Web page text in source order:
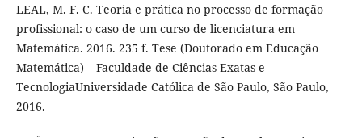
LEAL, M. F. C. Teoria e prática no processo de formação
profissional: o caso de um curso de licenciatura em
Matemática. 2016. 235 f. Tese (Doutorado em Educação
Matemática) – Faculdade de Ciências Exatas e
TecnologiaUniversidade Católica de São Paulo, São Paulo,
2016.